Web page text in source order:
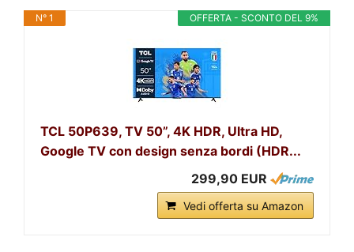
OFFERTA - SCONTO DEL 9%
N° 1
TCL 50P639, TV 50”, 4K HDR, Ultra HD,
Google TV con design senza bordi (HDR...
299,90 EUR
Vedi offerta su Amazon